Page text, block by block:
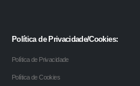
Política de Privacidade/Cookies:
Política de Privacidade
Política de Cookies